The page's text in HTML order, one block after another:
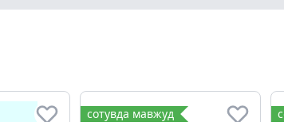
сотувда мавжуд